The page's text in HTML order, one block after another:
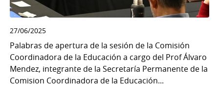
27/06/2025
Palabras de apertura de la sesión de la Comisión
Coordinadora de la Educación a cargo del Prof Álvaro
Mendez, integrante de la Secretaría Permanente de la
Comision Coordinadora de la Educación...